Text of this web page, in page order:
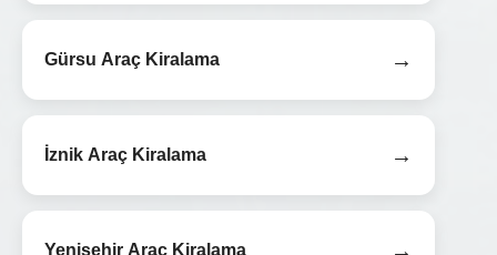
Gürsu Araç Kiralama →
İznik Araç Kiralama →
Yenişehir Araç Kiralama